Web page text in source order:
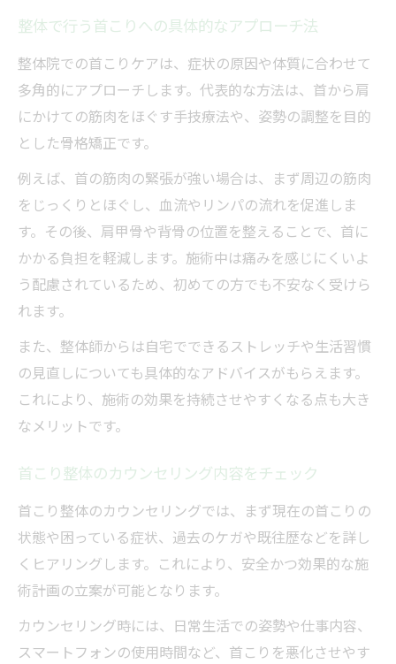
整体で行う首こりへの具体的なアプローチ法
整体院での首こりケアは、症状の原因や体質に合わせて
多角的にアプローチします。代表的な方法は、首から肩
にかけての筋肉をほぐす手技療法や、姿勢の調整を目的
とした骨格矯正です。
例えば、首の筋肉の緊張が強い場合は、まず周辺の筋肉
をじっくりとほぐし、血流やリンパの流れを促進しま
す。その後、肩甲骨や背骨の位置を整えることで、首に
かかる負担を軽減します。施術中は痛みを感じにくいよ
う配慮されているため、初めての方でも不安なく受けら
れます。
また、整体師からは自宅でできるストレッチや生活習慣
の見直しについても具体的なアドバイスがもらえます。
これにより、施術の効果を持続させやすくなる点も大き
なメリットです。
首こり整体のカウンセリング内容をチェック
首こり整体のカウンセリングでは、まず現在の首こりの
状態や困っている症状、過去のケガや既往歴などを詳し
くヒアリングします。これにより、安全かつ効果的な施
術計画の立案が可能となります。
カウンセリング時には、日常生活での姿勢や仕事内容、
スマートフォンの使用時間など、首こりを悪化させやす